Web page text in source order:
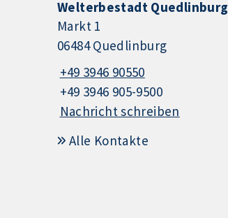
Welterbestadt Quedlinburg
Markt 1
06484 Quedlinburg
+49 3946 90550
+49 3946 905-9500
Nachricht schreiben
Alle Kontakte